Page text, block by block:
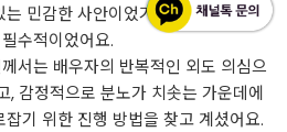
민감한 사안이었기 때문에, 섣부른
수적이었어요.
서는 배우자의 반복적인 외도 의심으
, 감정적으로 분노가 치솟는 가운데에
기 위한 진행 방법을 찾고 계셨어요.